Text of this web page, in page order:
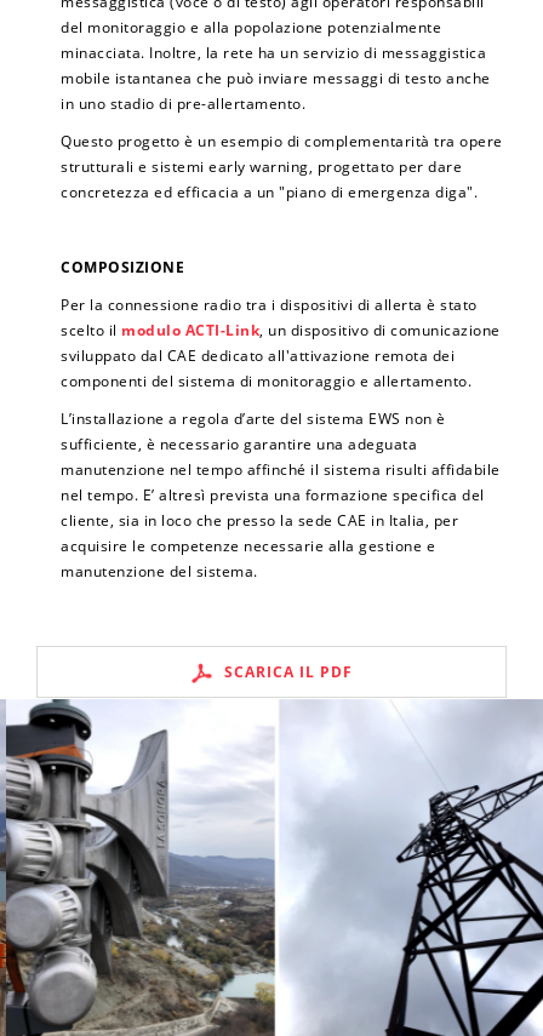
del monitoraggio e alla popolazione potenzialmente
minacciata. Inoltre, la rete ha un servizio di messaggistica
mobile istantanea che può inviare messaggi di testo anche
in uno stadio di pre-allertamento.
Questo progetto è un esempio di complementarità tra opere
strutturali e sistemi early warning, progettato per dare
concretezza ed efficacia a un "piano di emergenza diga".
COMPOSIZIONE
Per la connessione radio tra i dispositivi di allerta è stato
scelto il modulo ACTI-Link, un dispositivo di comunicazione
sviluppato dal CAE dedicato all'attivazione remota dei
componenti del sistema di monitoraggio e allertamento.
L’installazione a regola d’arte del sistema EWS non è
sufficiente, è necessario garantire una adeguata
manutenzione nel tempo affinché il sistema risulti affidabile
nel tempo. E’ altresì prevista una formazione specifica del
cliente, sia in loco che presso la sede CAE in Italia, per
acquisire le competenze necessarie alla gestione e
manutenzione del sistema.
SCARICA IL PDF